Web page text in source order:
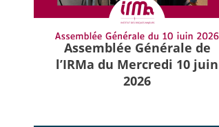
Assemblée Générale de
l’IRMa du Mercredi 10 juin
2026